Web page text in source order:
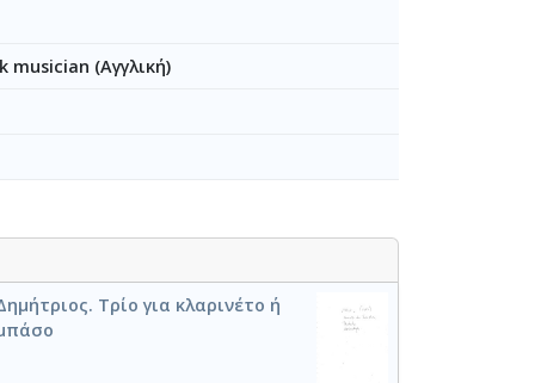
musician (Αγγλική)
Τρίο για κλαρινέτο ή